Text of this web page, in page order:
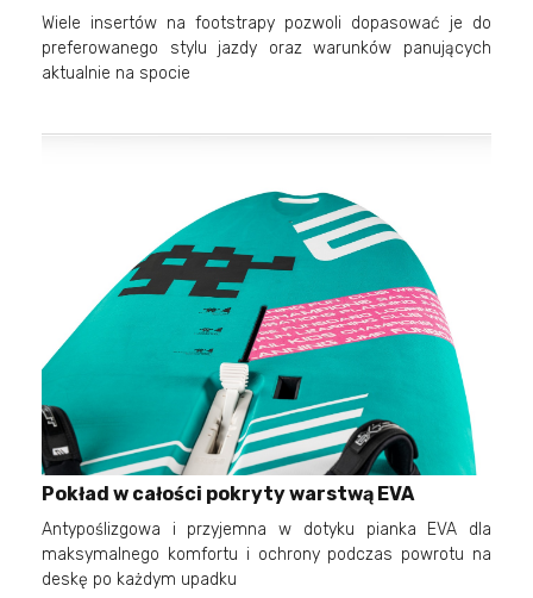
Wiele insertów na footstrapy pozwoli dopasować je do
preferowanego stylu jazdy oraz warunków panujących
aktualnie na spocie
Pokład w całości pokryty warstwą EVA
Antypoślizgowa i przyjemna w dotyku pianka EVA dla
maksymalnego komfortu i ochrony podczas powrotu na
deskę po każdym upadku